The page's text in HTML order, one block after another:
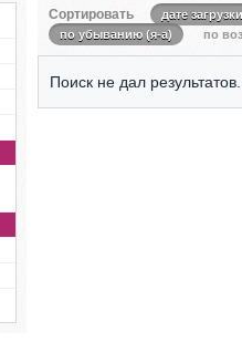
Сортировать
дате загрузки
по убыванию (я-а)
по
Поиск не дал результатов.